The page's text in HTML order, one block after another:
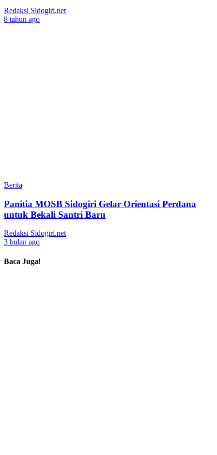
Redaksi Sidogiri.net
8 tahun ago
Berita
Panitia MOSB Sidogiri Gelar Orientasi Perdana
untuk Bekali Santri Baru
Redaksi Sidogiri.net
3 bulan ago
Baca Juga!